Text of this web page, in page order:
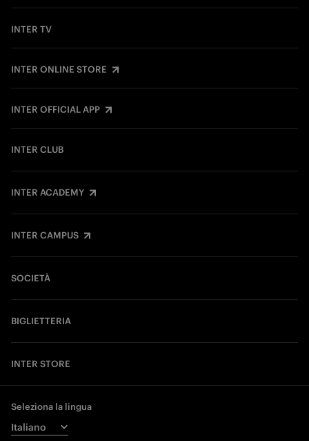
INTER TV
INTER ONLINE STORE
INTER OFFICIAL APP
INTER CLUB
INTER ACADEMY
INTER CAMPUS
SOCIETÀ
BIGLIETTERIA
INTER STORE
Seleziona la lingua